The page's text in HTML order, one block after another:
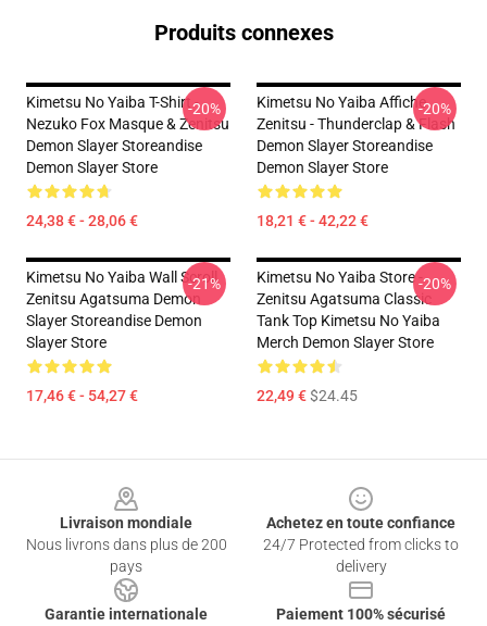
Produits connexes
Kimetsu No Yaiba T-Shirt -
Nezuko Fox Masque & Zenitsu
Demon Slayer Storeandise
Demon Slayer Store
24,38 € - 28,06 €
-20%
Kimetsu No Yaiba Affiche
Zenitsu - Thunderclap & Flash
Demon Slayer Storeandise
Demon Slayer Store
18,21 € - 42,22 €
-20%
Kimetsu No Yaiba Wall Scroll
Zenitsu Agatsuma Demon
Slayer Storeandise Demon
Slayer Store
17,46 € - 54,27 €
-21%
Kimetsu No Yaiba Store -
Zenitsu Agatsuma Classic
Tank Top Kimetsu No Yaiba
Merch Demon Slayer Store
22,49 €$24.45
-20%
Livraison mondiale
Nous livrons dans plus de 200
pays
Achetez en toute confiance
24/7 Protected from clicks to
delivery
Garantie internationale
Paiement 100% sécurisé